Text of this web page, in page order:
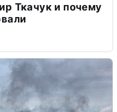
Ткачук и почему